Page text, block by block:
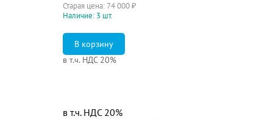
Старая цена: 74 000₽
в т.ч. НДС 20%
Наличие: 3 шт.
в т.ч. НДС 20%